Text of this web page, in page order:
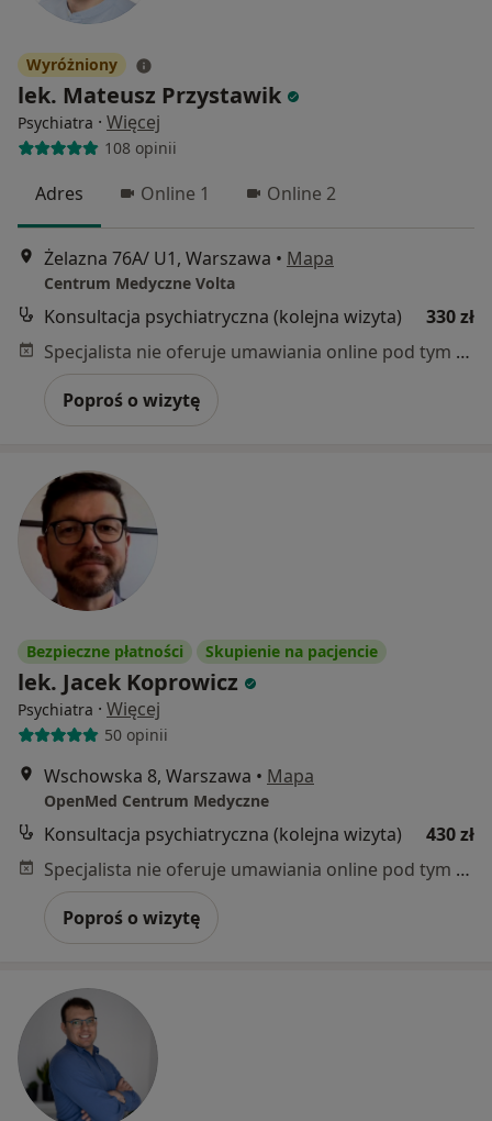
Wyróżniony
lek. Mateusz Przystawik
Psychiatra · Więcej
108 opinii
Adres Online 1 Online 2
Żelazna 76A/ U1, Warszawa • Mapa
Centrum Medyczne Volta
Konsultacja psychiatryczna (kolejna wizyta)
330 zł
Specjalista nie oferuje umawiania online pod tym adresem.
Poproś o wizytę
Bezpieczne płatności Skupienie na pacjencie
lek. Jacek Koprowicz
Psychiatra · Więcej
50 opinii
Wschowska 8, Warszawa • Mapa
OpenMed Centrum Medyczne
Konsultacja psychiatryczna (kolejna wizyta)
430 zł
Specjalista nie oferuje umawiania online pod tym adresem.
Poproś o wizytę